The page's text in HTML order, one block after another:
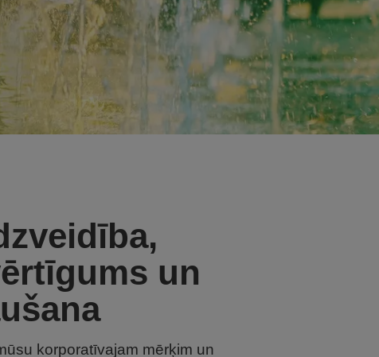
un
korporatīvajam mērķim un